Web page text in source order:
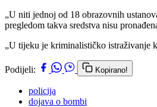
„U niti jednoj od 18 obrazovnih
pregledom takva sredstva nisu
„U tijeku je kriminalističko istraživanje
Podijeli: Kopirano!
policija
dojava o bombi